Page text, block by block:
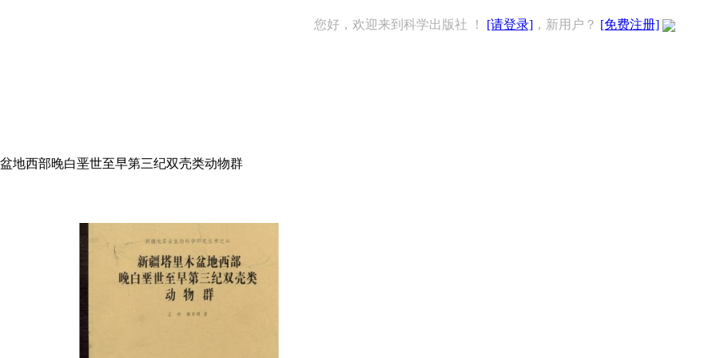
您好，欢迎来到科学出版社 ！ [请登录] ，新用户？ [免费注册]
地西部晚白垩世至早第三纪双壳类动物群